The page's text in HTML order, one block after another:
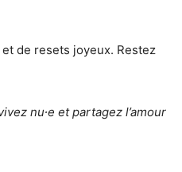
de resets joyeux. Restez
nu∙e et partagez l’amour